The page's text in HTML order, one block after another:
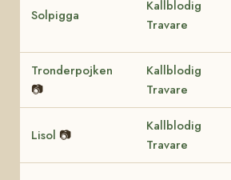
Solpigga
Kallblodig
Travare
Tronderpojken
📷
Kallblodig
Travare
Lisol 📷
Kallblodig
Travare